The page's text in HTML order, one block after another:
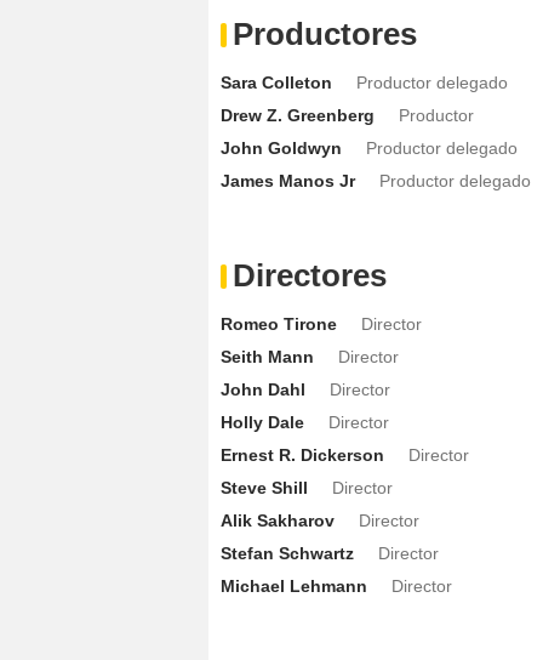
Jonathan Camp Detective Allens
Marta Zolynska Lisa - Episodio :4
Luke Andrew Kruntchev Harrison
Lauren C. Mayhew Melanie Garrett
Rudy Quintanilla Francisco - Episodio :
Billy Brown (II)
Productores
Sara Colleton
Productor delegado
Drew Z. Greenberg
Productor
John Goldwyn
Productor delegado
James Manos Jr
Productor delegado
Directores
Romeo Tirone
Director
Seith Mann
Director
John Dahl
Director
Holly Dale
Director
Ernest R. Dickerson
Director
Steve Shill
Director
Alik Sakharov
Director
Stefan Schwartz
Director
Michael Lehmann
Director